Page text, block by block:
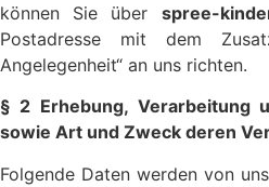
können Sie über spree-
Postadresse mit dem
Angelegenheit“ an uns richten.
§ 2 Erhebung, Verarbeitung
sowie Art und Zweck deren
Folgende Daten werden von